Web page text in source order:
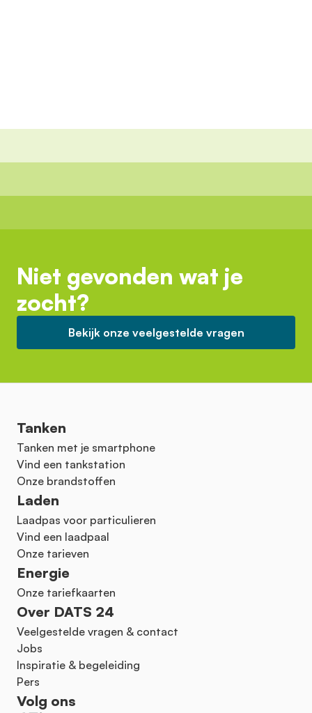
Niet gevonden wat je
zocht?
Bekijk onze veelgestelde vragen
Tanken
Tanken met je smartphone
Vind een tankstation
Onze brandstoffen
Laden
Laadpas voor particulieren
Vind een laadpaal
Onze tarieven
Energie
Onze tariefkaarten
Over DATS 24
Veelgestelde vragen & contact
Jobs
Inspiratie & begeleiding
Pers
Volg ons